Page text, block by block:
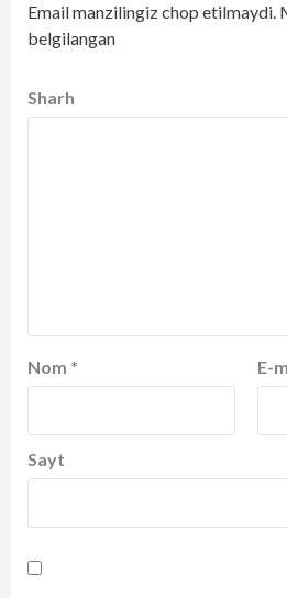
Email manzilingiz chop etilmaydi.
belgilangan
Sharh
Nom * E-
Sayt